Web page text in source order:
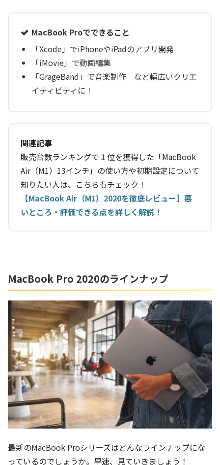
MacBook Proでできること
「Xcode」でiPhoneやiPadのアプリ開発
「iMovie」で動画編集
「GrageBand」で音楽制作 など幅広いクリエ
イティビティに！
関連記事
販売台数ランキングで１位を獲得した「MacBook
Air（M1）13インチ」の使い方や初期設定について
知りたい人は、こちらもチェック！
【MacBook Air（M1）2020を徹底レビュー】悪
いところ・評価できる点を詳しく解説！
MacBook Pro 2020のラインナップ
最新のMacBook Proシリーズはどんなラインナップにな
っているのでしょうか。早速、見ていきましょう！